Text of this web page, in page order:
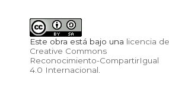
Este obra está bajo una licencia de
Creative Commons
Reconocimiento-CompartirIgual
4.0 Internacional